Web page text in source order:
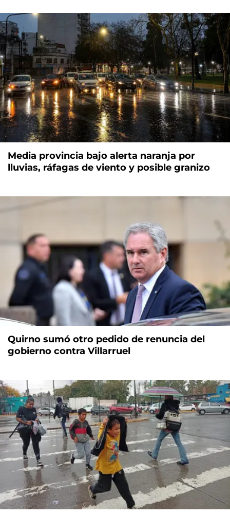
Media provincia bajo alerta naranja por
lluvias, ráfagas de viento y posible granizo
Quirno sumó otro pedido de renuncia del
gobierno contra Villarruel